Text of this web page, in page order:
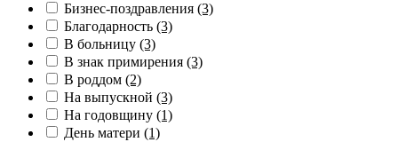
Бизнес-поздравления (3)
Благодарность (3)
В больницу (3)
В знак примирения (3)
В роддом (2)
На выпускной (3)
На годовщину (1)
День матери (1)